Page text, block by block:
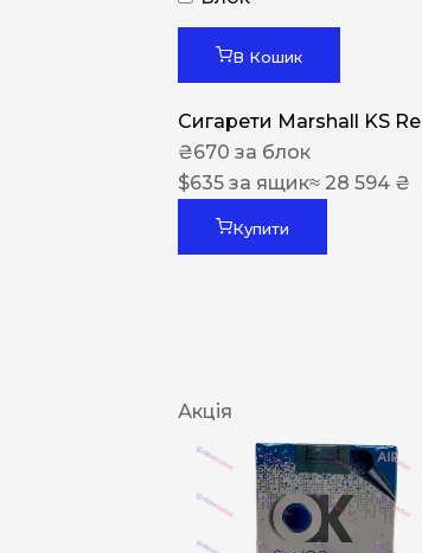
В Кошик
Сигарети Marshall KS
₴670 за блок
$635 за ящик≈ 28 594 ₴
Купити
Акція